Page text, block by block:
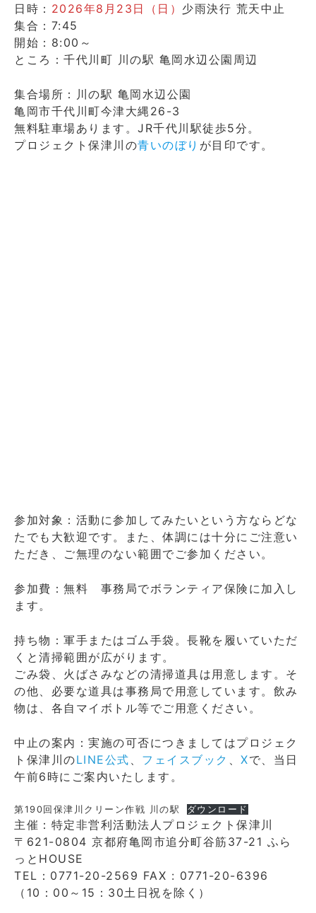
日時： 2026年8月23日（日） 少雨決行 荒天中止
集合：7:45
開始：8:00～
ところ：千代川町 川の駅 亀岡水辺公園周辺
集合場所：川の駅 亀岡水辺公園
亀岡市千代川町今津大縄26-3
無料駐車場あります。JR千代川駅徒歩5分。
プロジェクト保津川の青いのぼり が目印です。
参加対象：活動に参加してみたいという方ならどな
たでも大歓迎です。また、体調には十分にご注意い
ただき、ご無理のない範囲でご参加ください。
参加費：無料 事務局でボランティア保険に加入し
ます。
持ち物：軍手またはゴム手袋。長靴を履いていただ
くと清掃範囲が広がります。
ごみ袋、火ばさみなどの清掃道具は用意します。そ
の他、必要な道具は事務局で用意しています。飲み
物は、各自マイボトル等でご用意ください。
中止の案内：実施の可否につきましてはプロジェク
ト保津川のLINE公式 フェイスブック Xで、当日
午前6時にご案内いたします。
第190回保津川クリーン作戦 川の駅 ダウンロード
主催：特定非営利活動法人プロジェクト保津川
〒621-0804 京都府亀岡市追分町谷筋37-21 ふら
っとHOUSE
TEL：0771-20-2569 FAX : 0771-20-6396
（10：00～15：30土日祝を除く）